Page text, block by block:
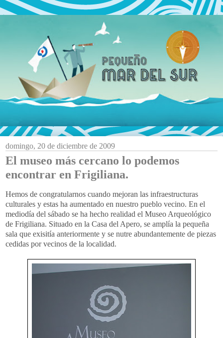
domingo, 20 de diciembre de 2009
El museo más cercano lo podemos
encontrar en Frigiliana.
Hemos de congratularnos cuando mejoran las infraestructuras
culturales y estas ha aumentado en nuestro pueblo vecino. En el
mediodía del sábado se ha hecho realidad el Museo Arqueológico
de Frigiliana. Situado en la Casa del Apero, se amplía la pequeña
sala que exisitía anteriormente y se nutre abundantemente de piezas
cedidas por vecinos de la localidad.